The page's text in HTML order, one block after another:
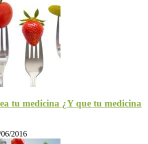
tu medicina ¿Y que tu medicina
2016